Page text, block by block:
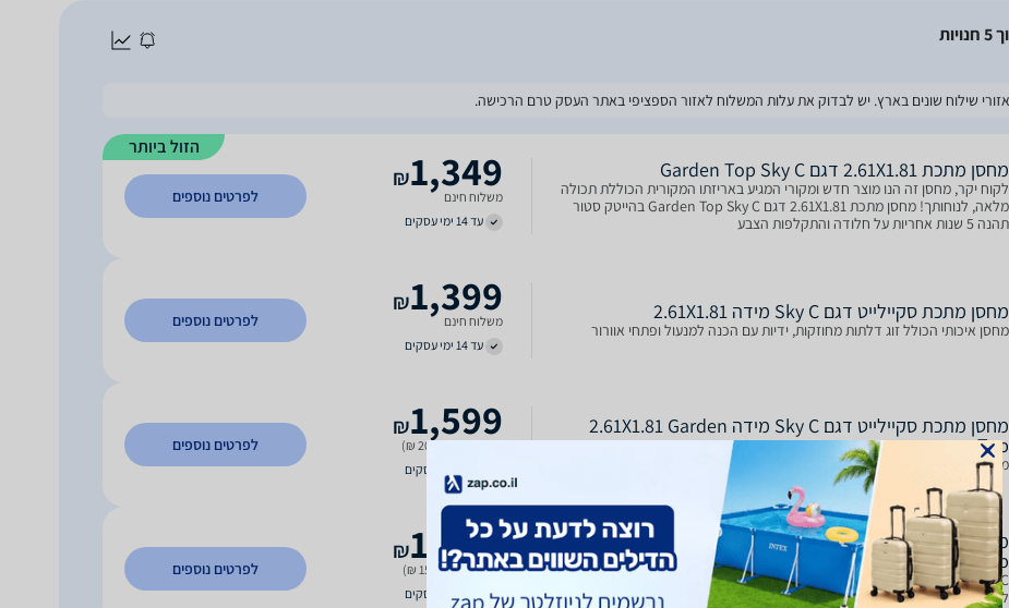
אזורי שילוח שונים בארץ. יש לבדוק את עלות המשלוח לאזור הספציפי באתר העסק טרם הרכישה.
הזול ביותר
מחסן מתכת 2.61X1.81 דגם Garden Top Sky C
לקוח יקר, מחסן זה הנו מוצר חדש ומקורי המגיע באריזתו המקורית הכוללת תכולה
מלאה, לנוחותך! מחסן מתכת 2.61X1.81 דגם Garden Top Sky C בהייטק סטור
תהנה 5 שנות אחריות על חלודה והתקלפות הצבע
1,349
₪
משלוח חינם
עד 14 ימי עסקים
לפרטים נוספים
מחסן מתכת סקיילייט דגם Sky C מידה 2.61X1.81
מחסן איכותי הכולל זוג דלתות מחוזקות, ידיות עם הכנה למנעול ופתחי אוורור
1,399
₪
משלוח חינם
עד 14 ימי עסקים
לפרטים נוספים
מחסן מתכת סקיילייט דגם Sky C מידה 2.61X1.81 Garden
Top
מחסן איכותי הכולל זוג דלתות מחוזקות, ידיות עם הכנה למנעול ופתחי אוורור
1,599
₪
כולל משלוח (200 ₪)
לפרטים נוספים
מחסן מתכת סקיילייט 2.61X1.81 מטר דגם Sky C מבית
Garden Top
Sky C מבית Garden Top מחסן איכותי הכולל זוג דלתות מחוזקות, ידיות עם הכנה
למנעול ופתחי אוורור
1,849
₪
כולל משלוח (150 ₪)
לפרטים נוספים